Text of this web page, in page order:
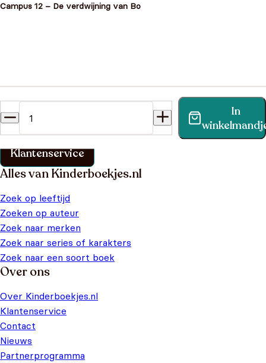
Campus 12 – De verdwijning van Bo
In
Vind binnen no-time antwoord op je vraag op onze
klantenservice pagina.
Klantenservice
Alles van Kinderboekjes.nl
Zoek op leeftijd
Zoeken op auteur
Zoek naar merken
Zoek naar series of karakters
Zoek naar een soort boek
Over ons
Over Kinderboekjes.nl
Klantenservice
Contact
Nieuws
Partnerprogramma